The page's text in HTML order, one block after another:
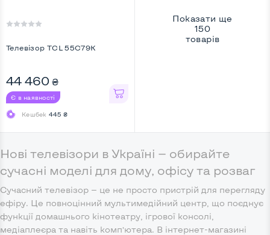
Телевiзор TCL 55C79K
44 460 ₴
Є в наявності
Кешбек 445 ₴
Показати ще
150
товарів
Нові телевізори в Україні — обирайте
сучасні моделі для дому, офісу та розваг
Сучасний телевізор — це не просто пристрій для перегляду
ефіру. Це повноцінний мультимедійний центр, що поєднує
функції домашнього кінотеатру, ігрової консолі,
медіаплеєра та навіть комп’ютера. В інтернет-магазині